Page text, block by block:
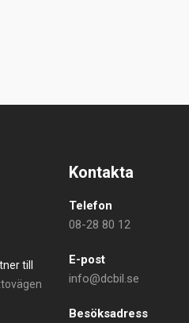
till
Kontakta
Telefon
08-28 80 12
E-post
info@dcbil.se
Besöksadress